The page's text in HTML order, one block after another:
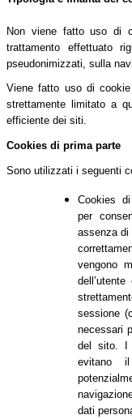
Non viene fatto uso di
trattamento effettuato
pseudonimizzati, sulla
Viene fatto uso di
strettamente limitato a
efficiente dei siti.
Cookies di prima parte
Sono utilizzati i seguenti
Cookies
per
assenza di
vengono
sessione
necessari
del sito. I
evitano
dati